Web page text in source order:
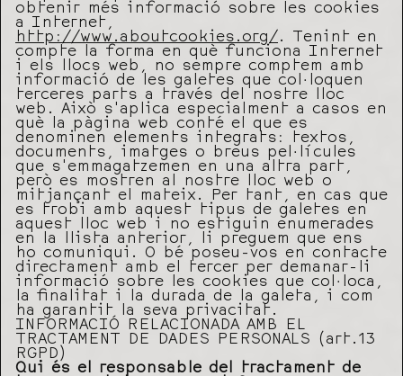
obtenir més informació sobre les cookies
a Internet,
http://www.aboutcookies.org/ . Tenint en
compte la forma en què funciona Internet
i els llocs web, no sempre comptem amb
informació de les galetes que col·loquen
terceres parts a través del nostre lloc
web. Això s’aplica especialment a casos en
què la pàgina web conté el que es
denominen elements integrats: textos,
documents, imatges o breus pel·lícules
que s’emmagatzemen en una altra part,
però es mostren al nostre lloc web o
mitjançant el mateix. Per tant, en cas que
es trobi amb aquest tipus de galetes en
aquest lloc web i no estiguin enumerades
en la llista anterior, li preguem que ens
ho comuniqui. O bé poseu-vos en contacte
directament amb el tercer per demanar-li
informació sobre les cookies que col·loca,
la finalitat i la durada de la galeta, i com
ha garantit la seva privacitat.
INFORMACIÓ RELACIONADA AMB EL
TRACTAMENT DE DADES PERSONALS (art.13
RGPD)
Qui és el responsable del tractament de